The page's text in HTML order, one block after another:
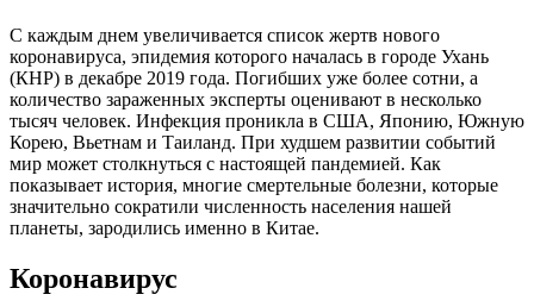
С каждым днем увеличивается список жертв нового
коронавируса, эпидемия которого началась в городе Ухань
(КНР) в декабре 2019 года. Погибших уже более сотни, а
количество зараженных эксперты оценивают в несколько
тысяч человек. Инфекция проникла в США, Японию, Южную
Корею, Вьетнам и Таиланд. При худшем развитии событий
мир может столкнуться с настоящей пандемией. Как
показывает история, многие смертельные болезни, которые
значительно сократили численность населения нашей
планеты, зародились именно в Китае.
Коронавирус